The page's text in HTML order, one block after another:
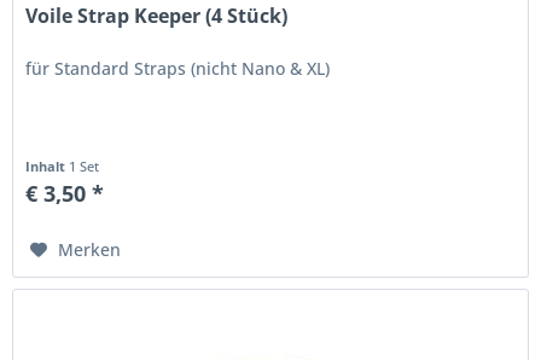
Voile Strap Keeper (4 Stück)
für Standard Straps (nicht Nano & XL)
Inhalt 1 Set
€ 3,50 *
Merken